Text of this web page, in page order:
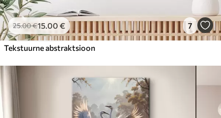
25.00€15.00 € 7
Tekstuurne abstraktsioon